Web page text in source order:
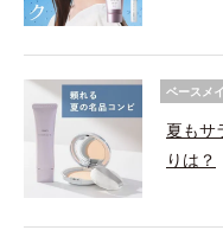
ベースメ
夏もサ
りは？